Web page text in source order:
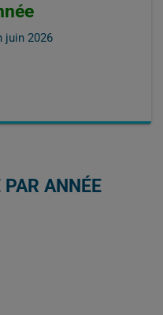
juin 2026
ANNÉE